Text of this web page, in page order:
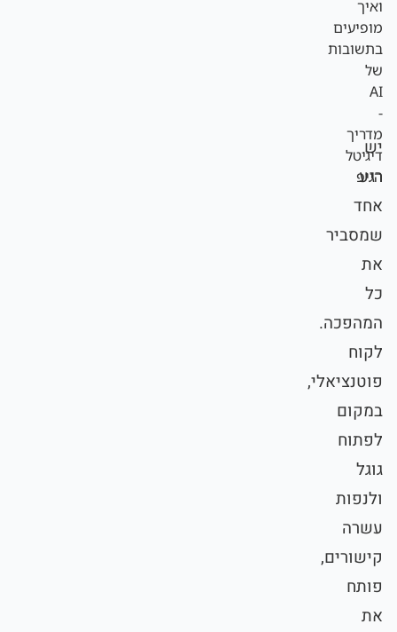
יש
רגע
אחד
שמסביר
את
כל
המהפכה.
לקוח
פוטנציאלי,
במקום
לפתוח
גוגל
ולנפות
עשרה
קישורים,
פותח
את